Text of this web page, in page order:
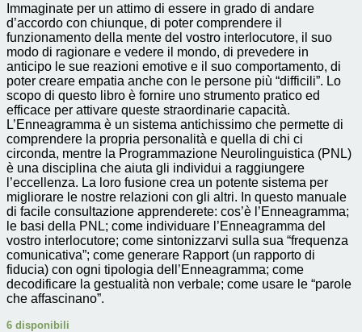
Immaginate per un attimo di essere in grado di andare
d’accordo con chiunque, di poter comprendere il
funzionamento della mente del vostro interlocutore, il suo
modo di ragionare e vedere il mondo, di prevedere in
anticipo le sue reazioni emotive e il suo comportamento, di
poter creare empatia anche con le persone più “difficili”. Lo
scopo di questo libro è fornire uno strumento pratico ed
efficace per attivare queste straordinarie capacità.
L’Enneagramma è un sistema antichissimo che permette di
comprendere la propria personalità e quella di chi ci
circonda, mentre la Programmazione Neurolinguistica (PNL)
è una disciplina che aiuta gli individui a raggiungere
l’eccellenza. La loro fusione crea un potente sistema per
migliorare le nostre relazioni con gli altri. In questo manuale
di facile consultazione apprenderete: cos’è l’Enneagramma;
le basi della PNL; come individuare l’Enneagramma del
vostro interlocutore; come sintonizzarvi sulla sua “frequenza
comunicativa”; come generare Rapport (un rapporto di
fiducia) con ogni tipologia dell’Enneagramma; come
decodificare la gestualità non verbale; come usare le “parole
che affascinano”.
6 disponibili